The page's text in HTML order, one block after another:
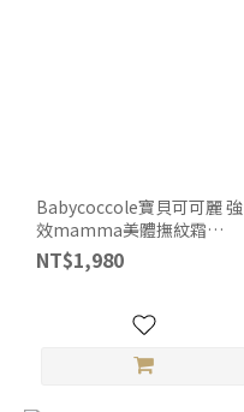
Babycoccole寶貝可可麗 強
效mamma美體撫紋霜
300ml
NT$1,980